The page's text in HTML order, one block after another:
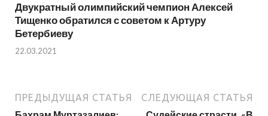
Двукратный олимпийский чемпион Алексей
Тищенко обратился с советом к Артуру
Бетербиеву
22.03.2021
ПРЕДЫДУЩАЯ СТАТЬЯ СЛЕДУЮЩАЯ СТАТЬЯ